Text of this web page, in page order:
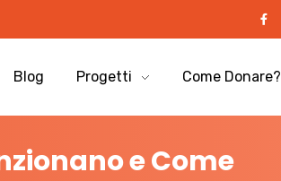
Blog Progetti Come Donare?
e Come